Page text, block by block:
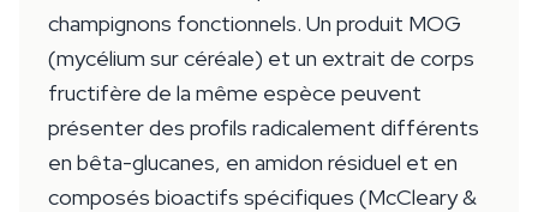
champignons fonctionnels. Un produit MOG
(mycélium sur céréale) et un extrait de corps
fructifère de la même espèce peuvent
présenter des profils radicalement différents
en bêta-glucanes, en amidon résiduel et en
composés bioactifs spécifiques (McCleary &